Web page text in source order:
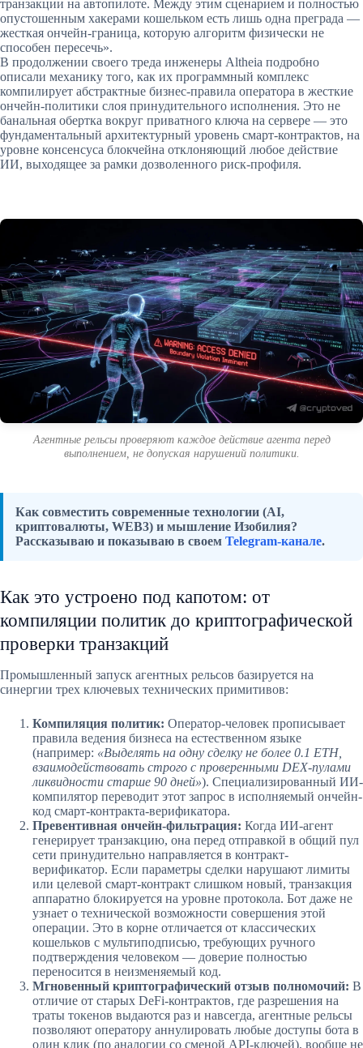
транзакции на автопилоте. Между этим сценарием и полностью
опустошенным хакерами кошельком есть лишь одна преграда —
жесткая ончейн-граница, которую алгоритм физически не
способен пересечь».
В продолжении своего треда инженеры Altheia подробно
описали механику того, как их программный комплекс
компилирует абстрактные бизнес-правила оператора в жесткие
ончейн-политики слоя принудительного исполнения. Это не
банальная обертка вокруг приватного ключа на сервере — это
фундаментальный архитектурный уровень смарт-контрактов, на
уровне консенсуса блокчейна отклоняющий любое действие
ИИ, выходящее за рамки дозволенного риск-профиля.
Агентные рельсы проверяют каждое действие агента перед
выполнением, не допуская нарушений политики.
Как совместить современные технологии (AI,
криптовалюты, WEB3) и мышление Изобилия?
Рассказываю и показываю в своем Telegram-канале.
Как это устроено под капотом: от
компиляции политик до криптографической
проверки транзакций
Промышленный запуск агентных рельсов базируется на
синергии трех ключевых технических примитивов:
Компиляция политик: Оператор-человек прописывает
правила ведения бизнеса на естественном языке
(например: «Выделять на одну сделку не более 0.1 ETH,
взаимодействовать строго с проверенными DEX-пулами
ликвидности старше 90 дней»). Специализированный ИИ-
компилятор переводит этот запрос в исполняемый ончейн-
код смарт-контракта-верификатора.
Превентивная ончейн-фильтрация: Когда ИИ-агент
генерирует транзакцию, она перед отправкой в общий пул
сети принудительно направляется в контракт-
верификатор. Если параметры сделки нарушают лимиты
или целевой смарт-контракт слишком новый, транзакция
аппаратно блокируется на уровне протокола. Бот даже не
узнает о технической возможности совершения этой
операции. Это в корне отличается от классических
кошельков с мультиподписью, требующих ручного
подтверждения человеком — доверие полностью
переносится в неизменяемый код.
Мгновенный криптографический отзыв полномочий: В
отличие от старых DeFi-контрактов, где разрешения на
траты токенов выдаются раз и навсегда, агентные рельсы
позволяют оператору аннулировать любые доступы бота в
один клик (по аналогии со сменой API-ключей), вообще не